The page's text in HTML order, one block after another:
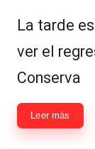
R
e
d
e
s
La tarde
ver el
Conserva
Leer más